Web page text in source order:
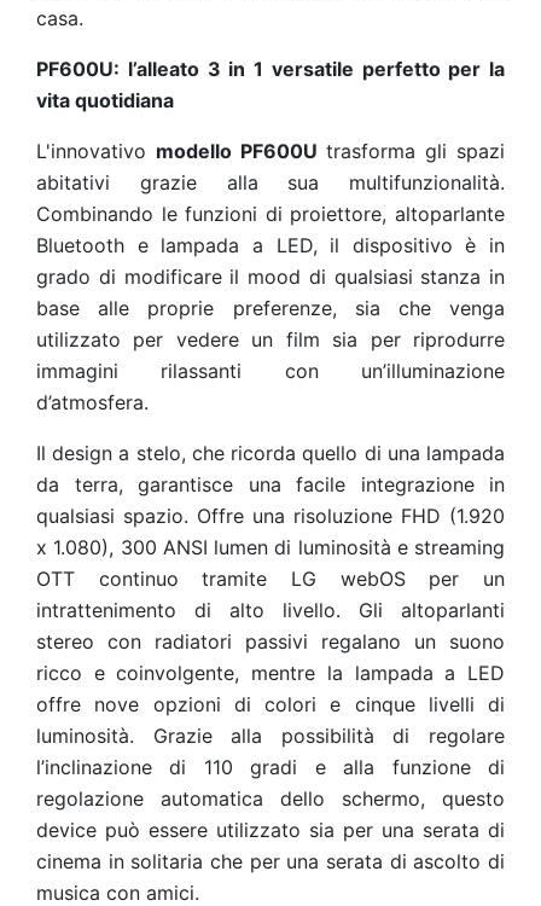
casa.
PF600U: l’alleato 3 in 1 versatile perfetto per la
vita quotidiana
L'innovativo modello PF600U trasforma gli spazi
abitativi grazie alla sua multifunzionalità.
Combinando le funzioni di proiettore, altoparlante
Bluetooth e lampada a LED, il dispositivo è in
grado di modificare il mood di qualsiasi stanza in
base alle proprie preferenze, sia che venga
utilizzato per vedere un film sia per riprodurre
immagini rilassanti con un’illuminazione
d’atmosfera.
Il design a stelo, che ricorda quello di una lampada
da terra, garantisce una facile integrazione in
qualsiasi spazio. Offre una risoluzione FHD (1.920
x 1.080), 300 ANSI lumen di luminosità e streaming
OTT continuo tramite LG webOS per un
intrattenimento di alto livello. Gli altoparlanti
stereo con radiatori passivi regalano un suono
ricco e coinvolgente, mentre la lampada a LED
offre nove opzioni di colori e cinque livelli di
luminosità. Grazie alla possibilità di regolare
l’inclinazione di 110 gradi e alla funzione di
regolazione automatica dello schermo, questo
device può essere utilizzato sia per una serata di
cinema in solitaria che per una serata di ascolto di
musica con amici.